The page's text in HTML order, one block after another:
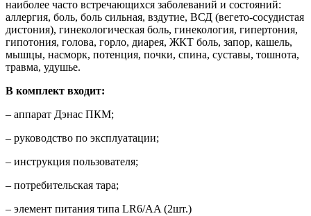
наиболее часто встречающихся заболеваний и состояний:
аллергия, боль, боль сильная, вздутие, ВСД (вегето-сосудистая
дистония), гинекологическая боль, гинекология, гипертония,
гипотония, голова, горло, диарея, ЖКТ боль, запор, кашель,
мышцы, насморк, потенция, почки, спина, суставы, тошнота,
травма, удушье.
В комплект входит:
– аппарат Дэнас ПКМ;
– руководство по эксплуатации;
– инструкция пользователя;
– потребительская тара;
– элемент питания типа LR6/AA (2шт.)